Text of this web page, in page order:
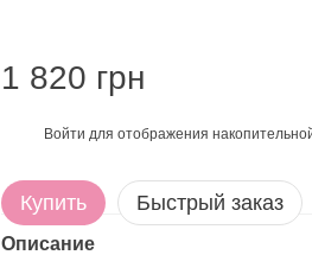
1 820 грн
Войти для отображения
Купить Быстрый заказ
Описание